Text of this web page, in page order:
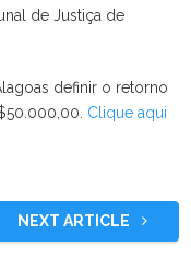
de Justiça de
definir o retorno
Clique aqui
NEXT ARTICLE